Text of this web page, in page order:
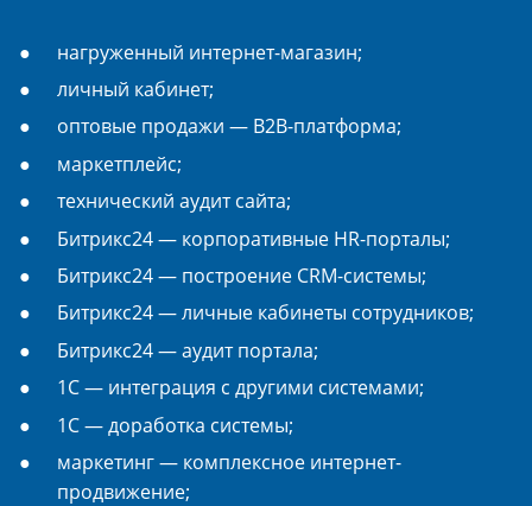
нагруженный интернет-магазин;
личный кабинет;
оптовые продажи — B2B-платформа;
маркетплейс;
технический аудит сайта;
Битрикс24 — корпоративные HR-порталы;
Битрикс24 — построение CRM-системы;
Битрикс24 — личные кабинеты сотрудников;
Битрикс24 — аудит портала;
1С — интеграция с другими системами;
1С — доработка системы;
маркетинг — комплексное интернет-
продвижение;